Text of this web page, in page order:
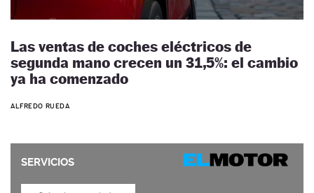
Las ventas de coches eléctricos de
segunda mano crecen un 31,5%: el cambio
ya ha comenzado
ALFREDO RUEDA